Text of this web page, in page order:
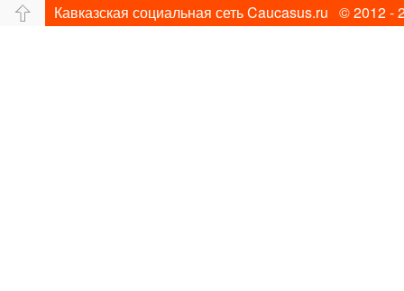
Путешествие
Перевал Ущелье
Кавказская социальная сеть Caucasus.ru © 2012 -